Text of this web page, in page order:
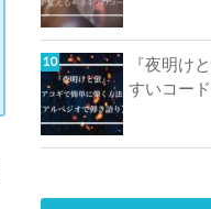
『夜明け
すいコー